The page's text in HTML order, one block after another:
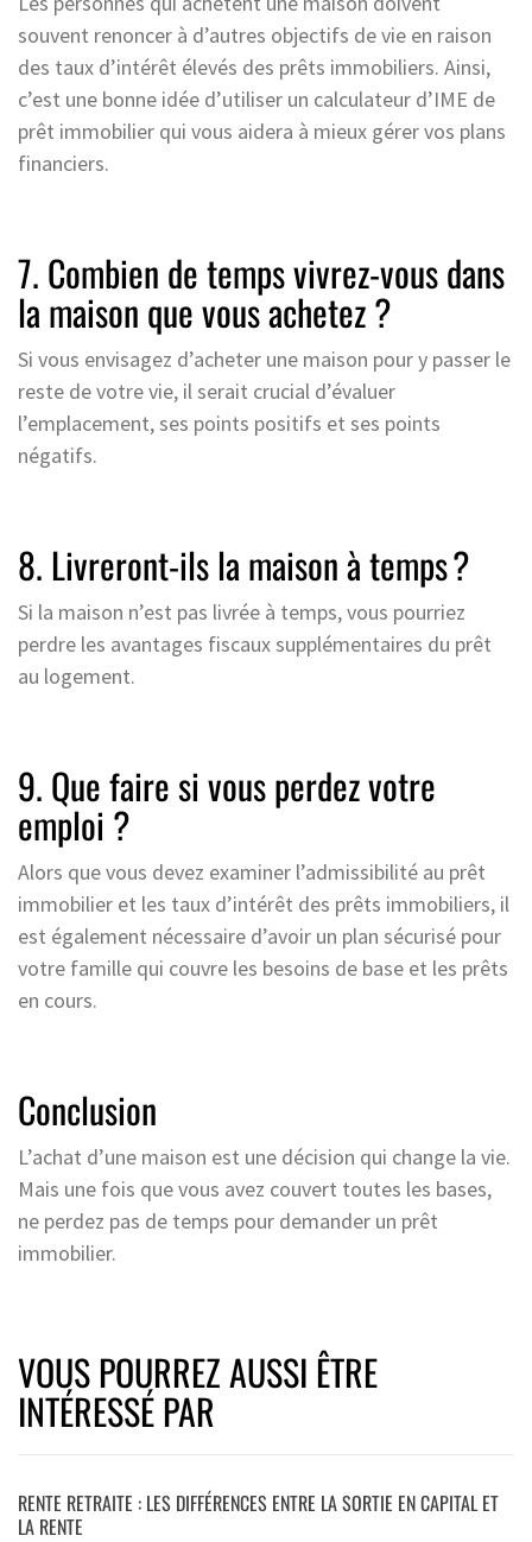
souvent renoncer à d’autres objectifs de vie en raison
des taux d’intérêt élevés des prêts immobiliers. Ainsi,
c’est une bonne idée d’utiliser un calculateur d’IME de
prêt immobilier qui vous aidera à mieux gérer vos plans
financiers.
7. Combien de temps vivrez-vous dans
la maison que vous achetez ?
Si vous envisagez d’acheter une maison pour y passer le
reste de votre vie, il serait crucial d’évaluer
l’emplacement, ses points positifs et ses points
négatifs.
8. Livreront-ils la maison à temps ?
Si la maison n’est pas livrée à temps, vous pourriez
perdre les avantages fiscaux supplémentaires du prêt
au logement.
9. Que faire si vous perdez votre
emploi ?
Alors que vous devez examiner l’admissibilité au prêt
immobilier et les taux d’intérêt des prêts immobiliers, il
est également nécessaire d’avoir un plan sécurisé pour
votre famille qui couvre les besoins de base et les prêts
en cours.
Conclusion
L’achat d’une maison est une décision qui change la vie.
Mais une fois que vous avez couvert toutes les bases,
ne perdez pas de temps pour demander un prêt
immobilier.
VOUS POURREZ AUSSI ÊTRE
INTÉRESSÉ PAR
RENTE RETRAITE : LES DIFFÉRENCES ENTRE LA SORTIE EN CAPITAL ET
LA RENTE